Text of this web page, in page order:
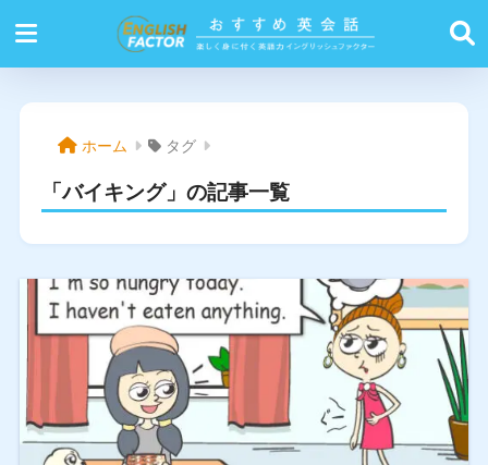
ホーム タグ
「バイキング」の記事一覧